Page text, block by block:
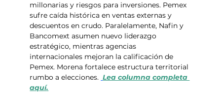
millonarias y riesgos para inversiones. Pemex
sufre caída histórica en ventas externas y
descuentos en crudo. Paralelamente, Nafin y
Bancomext asumen nuevo liderazgo
estratégico, mientras agencias
internacionales mejoran la calificación de
Pemex. Morena fortalece estructura territorial
rumbo a elecciones. Lea columna completa
aquí.